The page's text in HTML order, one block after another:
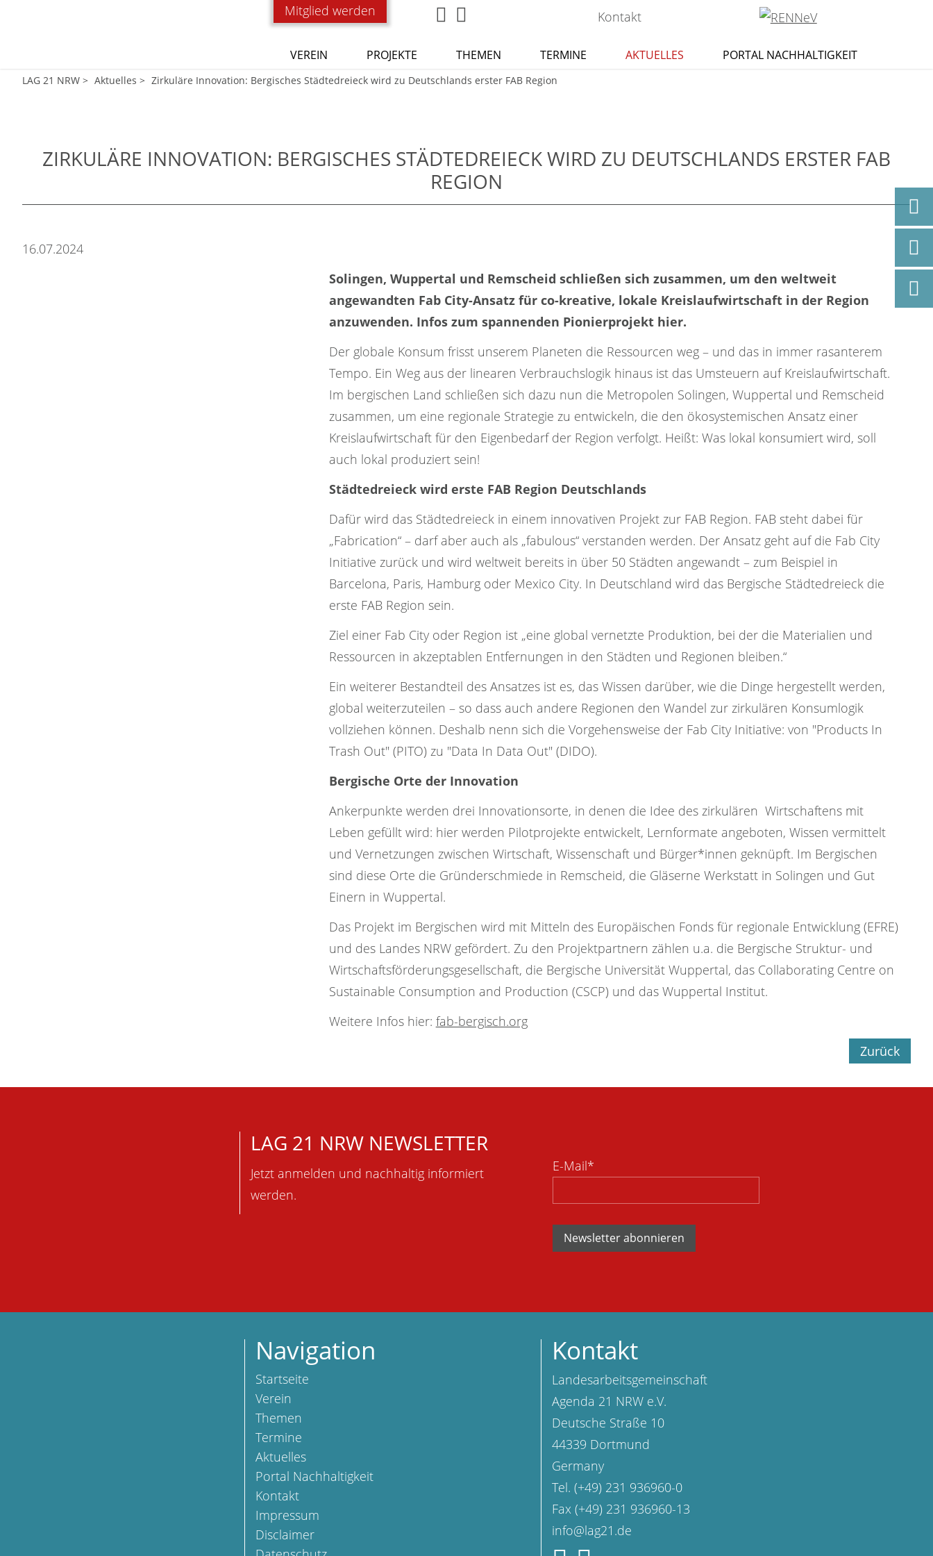
Mitglied werden Kontakt
VEREIN PROJEKTE THEMEN TERMINE AKTUELLES PORTAL NACHHALTIGKEIT
LAG 21 NRW Aktuelles Zirkuläre Innovation: Bergisches Städtedreieck wird zu Deutschlands erster FAB Region
ZIRKULÄRE INNOVATION: BERGISCHES STÄDTEDREIECK WIRD ZU DEUTSCHLANDS ERSTER FAB
REGION
16.07.2024
Solingen, Wuppertal und Remscheid schließen sich zusammen, um den weltweit
angewandten Fab City-Ansatz für co-kreative, lokale Kreislaufwirtschaft in der Region
anzuwenden. Infos zum spannenden Pionierprojekt hier.
Der globale Konsum frisst unserem Planeten die Ressourcen weg – und das in immer rasanterem
Tempo. Ein Weg aus der linearen Verbrauchslogik hinaus ist das Umsteuern auf Kreislaufwirtschaft.
Im bergischen Land schließen sich dazu nun die Metropolen Solingen, Wuppertal und Remscheid
zusammen, um eine regionale Strategie zu entwickeln, die den ökosystemischen Ansatz einer
Kreislaufwirtschaft für den Eigenbedarf der Region verfolgt. Heißt: Was lokal konsumiert wird, soll
auch lokal produziert sein!
Städtedreieck wird erste FAB Region Deutschlands
Dafür wird das Städtedreieck in einem innovativen Projekt zur FAB Region. FAB steht dabei für
„Fabrication“ – darf aber auch als „fabulous“ verstanden werden. Der Ansatz geht auf die Fab City
Initiative zurück und wird weltweit bereits in über 50 Städten angewandt – zum Beispiel in
Barcelona, Paris, Hamburg oder Mexico City. In Deutschland wird das Bergische Städtedreieck die
erste FAB Region sein.
Ziel einer Fab City oder Region ist „eine global vernetzte Produktion, bei der die Materialien und
Ressourcen in akzeptablen Entfernungen in den Städten und Regionen bleiben.“
Ein weiterer Bestandteil des Ansatzes ist es, das Wissen darüber, wie die Dinge hergestellt werden,
global weiterzuteilen – so dass auch andere Regionen den Wandel zur zirkulären Konsumlogik
vollziehen können. Deshalb nenn sich die Vorgehensweise der Fab City Initiative: von "Products In
Trash Out" (PITO) zu "Data In Data Out" (DIDO).
Bergische Orte der Innovation
Ankerpunkte werden drei Innovationsorte, in denen die Idee des zirkulären Wirtschaftens mit
Leben gefüllt wird: hier werden Pilotprojekte entwickelt, Lernformate angeboten, Wissen vermittelt
und Vernetzungen zwischen Wirtschaft, Wissenschaft und Bürger*innen geknüpft. Im Bergischen
sind diese Orte die Gründerschmiede in Remscheid, die Gläserne Werkstatt in Solingen und Gut
Einern in Wuppertal.
Das Projekt im Bergischen wird mit Mitteln des Europäischen Fonds für regionale Entwicklung (EFRE)
und des Landes NRW gefördert. Zu den Projektpartnern zählen u.a. die Bergische Struktur- und
Wirtschaftsförderungsgesellschaft, die Bergische Universität Wuppertal, das Collaborating Centre on
Sustainable Consumption and Production (CSCP) und das Wuppertal Institut.
Weitere Infos hier: fab-bergisch.org
Zurück
LAG 21 NRW NEWSLETTER
Jetzt anmelden und nachhaltig informiert
werden.
E-Mail*
Newsletter abonnieren
Navigation
Startseite
Verein
Themen
Termine
Aktuelles
Portal Nachhaltigkeit
Kontakt
Impressum
Disclaimer
Kontakt
Landesarbeitsgemeinschaft
Agenda 21 NRW e.V.
Deutsche Straße 10
44339 Dortmund
Germany
Tel. (+49) 231 936960-0
Fax (+49) 231 936960-13
info@lag21.de